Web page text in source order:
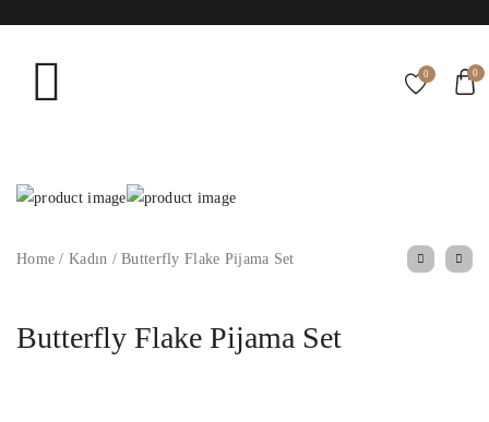
0 0
Home / Kadın /Butterfly Flake Pijama Set
Butterfly Flake Pijama Set